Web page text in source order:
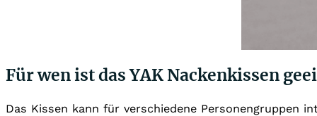
Für wen ist das YAK Nackenkissen
Das Kissen kann für verschiedene Personengruppen